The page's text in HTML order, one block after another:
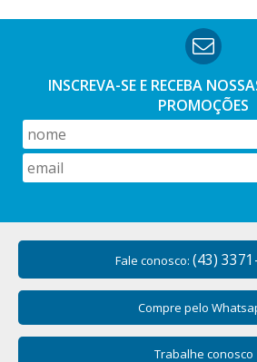
INSCREVA-SE E RECEBA
PROMOÇÕES
Fale conosco: (43)
Compre pelo
Trabalhe conosco